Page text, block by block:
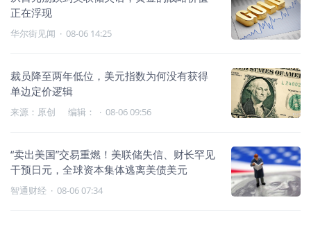
正在浮现
华尔街见闻 · 08-06 14:25
裁员降至两年低位，美元指数为何没有获得
单边定价逻辑
来源：原创 编辑： · 08-06 09:56
“卖出美国”交易重燃！美联储失信、财长罕见
干预日元，全球资本集体逃离美债美元
智通财经 · 08-06 07:34